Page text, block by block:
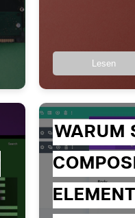
Lesen
WARUM